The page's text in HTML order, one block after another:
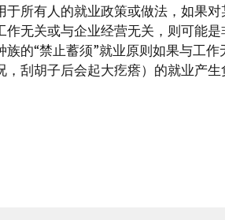
于所有人的就业政策或做法，如果
作无关或与企业经营无关，则可能
族的“禁止蓄须”就业原则如果与工
，刮胡子后会起大疙瘩）的就业产